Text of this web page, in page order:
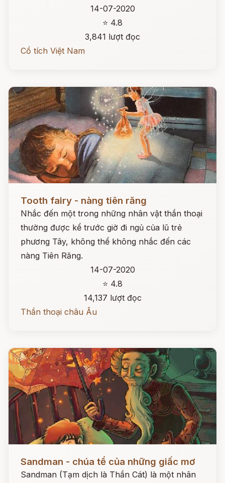
14-07-2020
⭐ 4.8
3,841 lượt đọc
Cổ tích Việt Nam
Tooth fairy - nàng tiên răng
Nhắc đến một trong những nhân vật thần thoại
thường được kể trước giờ đi ngủ của lũ trẻ
phương Tây, không thể không nhắc đến các
nàng Tiên Răng.
14-07-2020
⭐ 4.8
14,137 lượt đọc
Thần thoại châu Âu
Sandman - chúa tể của những giấc mơ
Sandman (Tạm dịch là Thần Cát) là một nhân